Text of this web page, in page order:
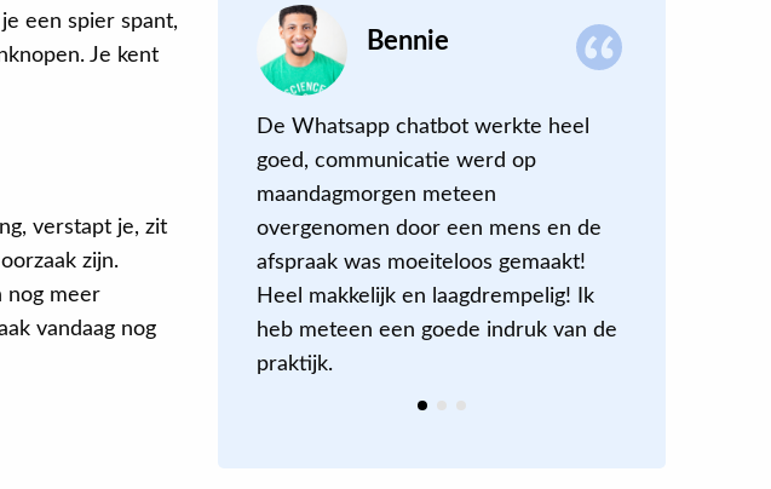
een spier spant,
Je kent
verstapt je, zit
zijn.
nog meer
vandaag nog
meer energie. Ik
door het
komt dat ik kreeg. Ik
Bennie
De Whatsapp chatbot werkte heel
goed, communicatie werd op
maandagmorgen meteen
overgenomen door een mens en de
afspraak was moeiteloos gemaakt!
Heel makkelijk en laagdrempelig! Ik
heb meteen een goede indruk van de
praktijk.